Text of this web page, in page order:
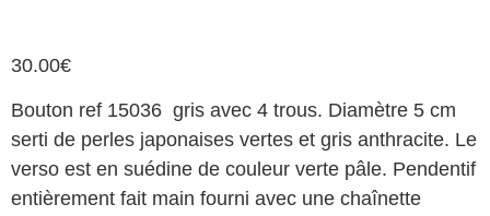
30.00€
Bouton ref 15036 gris avec 4 trous. Diamètre 5 cm
serti de perles japonaises vertes et gris anthracite. Le
verso est en suédine de couleur verte pâle. Pendentif
entièrement fait main fourni avec une chaînette